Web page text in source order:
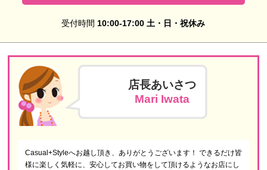
受付時間 10:00-17:00 土・日・祝休み
店長あいさつ
Mari Iwata
Casual+Styleへお越し頂き、ありがとうございます！ できるだけ皆
様に楽しく気軽に、安心してお買い物をして頂けるようなお店にし